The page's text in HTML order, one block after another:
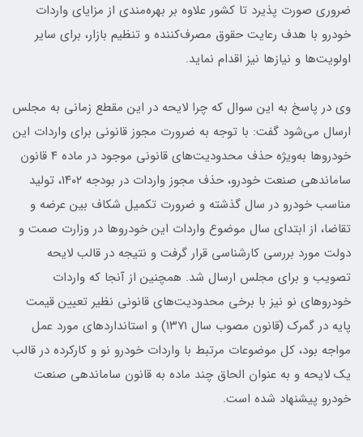
ضروری صورت پذیرد تا کشور علاوه بر بهره‌مندی از مزایای واردات
خودرو با هدف رعایت حقوق مصرف‌کننده و تنظیم بازار، برای سایر
اولویت‌ها و نیازها نیز اقدام نماید.
وی در پاسخ به این سوال که چرا لایحه در این مقطع زمانی به مجلس
ارسال می‌شود گفت: با توجه به ضرورت مجوز قانونی برای واردات این
خودروها به‌ویژه حذف محدودیت‌های قانونی موجود در ماده ۴ قانون
ساماندهی صنعت خودرو، حذف مجوز واردات در بودجه ۱۴۰۲، تولید
مناسب خودرو در سال گذشته و ضرورت تکمیل شکاف بین عرضه و
تقاضا، از ابتدای سال موضوع واردات این خودروها در وزارت صمت و
دولت مورد بررسی کارشناسی قرار گرفت و نتیجه در قالب لایحه
تصویب و برای مجلس ارسال شد. همچنین از آنجا که واردات
خودروهای نو نیز با برخی محدودیت‌های قانونی نظیر تعیین قیمت
پایه در گمرک (قانون مصوب سال ۱۳۷۱) و استانداردهای مورد عمل
مواجه بود، کل موضوعات مرتبط با واردات خودرو نو و کارکرده در قالب
یک لایحه و به عنوان الحاق چند ماده به قانون ساماندهی صنعت
خودرو پیشنهاد شده است.